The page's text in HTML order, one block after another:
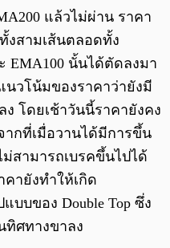
แล้วไม่ผ่าน ราคา
งสามเส้นตลอดทั้ง
EMA100 นั้นได้ตัดลงมา
นวโน้มของราคาว่ายังมี
โดยเช้าวันนี้ราคายังคง
ากที่เมื่อวานได้มีการขึ้น
สามารถเบรคขึ้นไปได้
ายังทำให้เกิด
แบบของ Double Top ซึ่ง
ทิศทางขาลง